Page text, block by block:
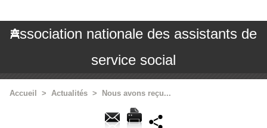
Association nationale des assistants de
service social
Accueil > Actualités > Nous avons reçu...